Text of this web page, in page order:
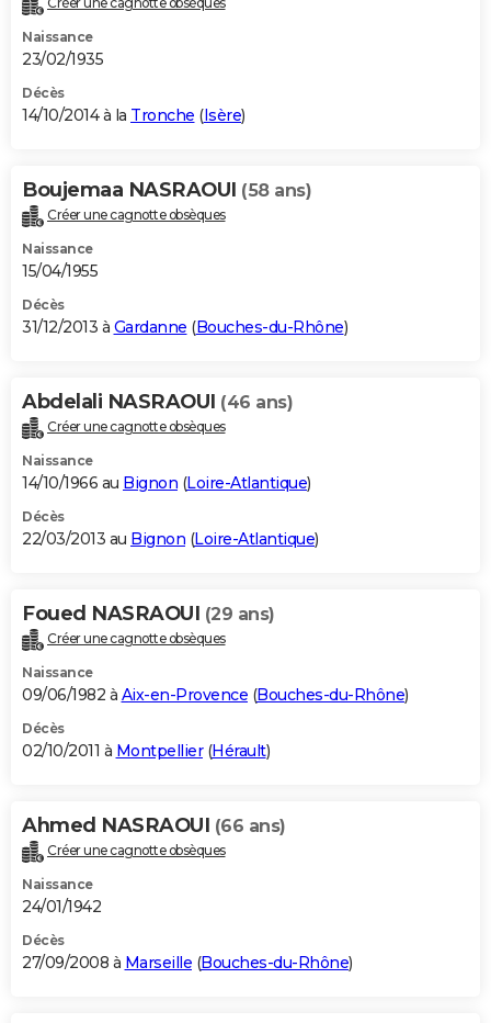
Naissance
23/02/1935
Décès
14/10/2014 à la Tronche (Isère)
Boujemaa NASRAOUI (58 ans)
Créer une cagnotte obsèques
Naissance
15/04/1955
Décès
31/12/2013 à Gardanne (Bouches-du-Rhône)
Abdelali NASRAOUI (46 ans)
Créer une cagnotte obsèques
Naissance
14/10/1966 au Bignon (Loire-Atlantique)
Décès
22/03/2013 au Bignon (Loire-Atlantique)
Foued NASRAOUI (29 ans)
Créer une cagnotte obsèques
Naissance
09/06/1982 à Aix-en-Provence (Bouches-du-Rhône)
Décès
02/10/2011 à Montpellier(Hérault)
Ahmed NASRAOUI (66 ans)
Créer une cagnotte obsèques
Naissance
24/01/1942
Décès
27/09/2008 à Marseille (Bouches-du-Rhône)